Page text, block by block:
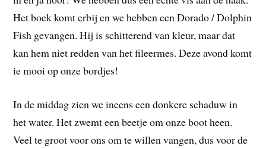
Het boek komt erbij en we hebben een Dorado / Dolphin
Fish gevangen. Hij is schitterend van kleur, maar dat
kan hem niet redden van het fileermes. Deze avond komt
ie mooi op onze bordjes!
In de middag zien we ineens een donkere schaduw in
het water. Het zwemt een beetje om onze boot heen.
Veel te groot voor ons om te willen vangen, dus voor de